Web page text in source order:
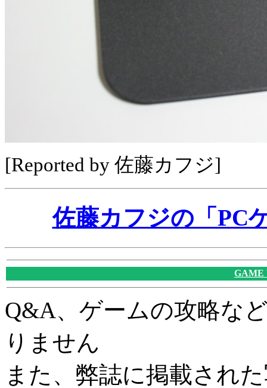
[Reported by 佐藤カフジ]
佐藤カフジの「PC
GAME
Q&A、ゲームの攻略な
りません
また、弊誌に掲載され